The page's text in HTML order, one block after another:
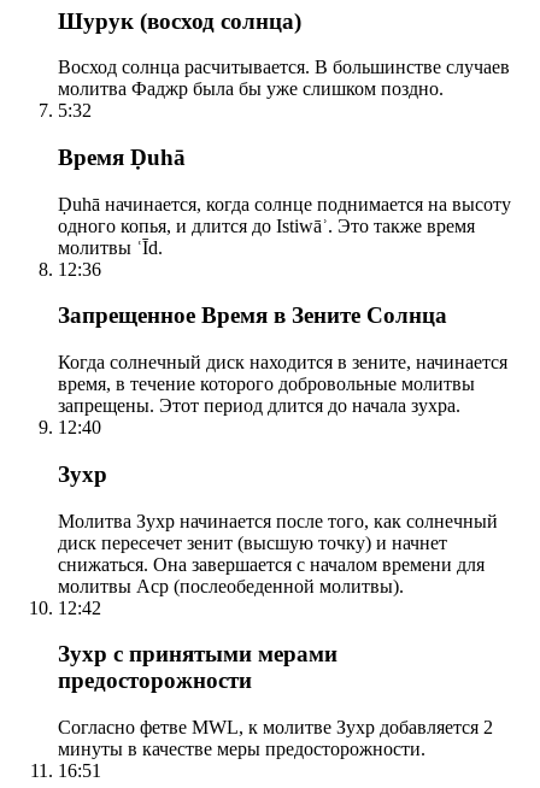
Шурук (восход солнца)
Восход солнца расчитывается. В большинстве случаев
молитва Фаджр была бы уже слишком поздно.
5:32
Время Ḍuhā
Ḍuhā начинается, когда солнце поднимается на высоту
одного копья, и длится до Istiwāʾ. Это также время
молитвы ʿĪd.
12:36
Запрещенное Время в Зените Солнца
Когда солнечный диск находится в зените, начинается
время, в течение которого добровольные молитвы
запрещены. Этот период длится до начала зухра.
12:40
Зухр
Молитва Зухр начинается после того, как солнечный
диск пересечет зенит (высшую точку) и начнет
снижаться. Она завершается с началом времени для
молитвы Аср (послеобеденной молитвы).
12:42
Зухр с принятыми мерами
предосторожности
Согласно фетве MWL, к молитве Зухр добавляется 2
минуты в качестве меры предосторожности.
16:51